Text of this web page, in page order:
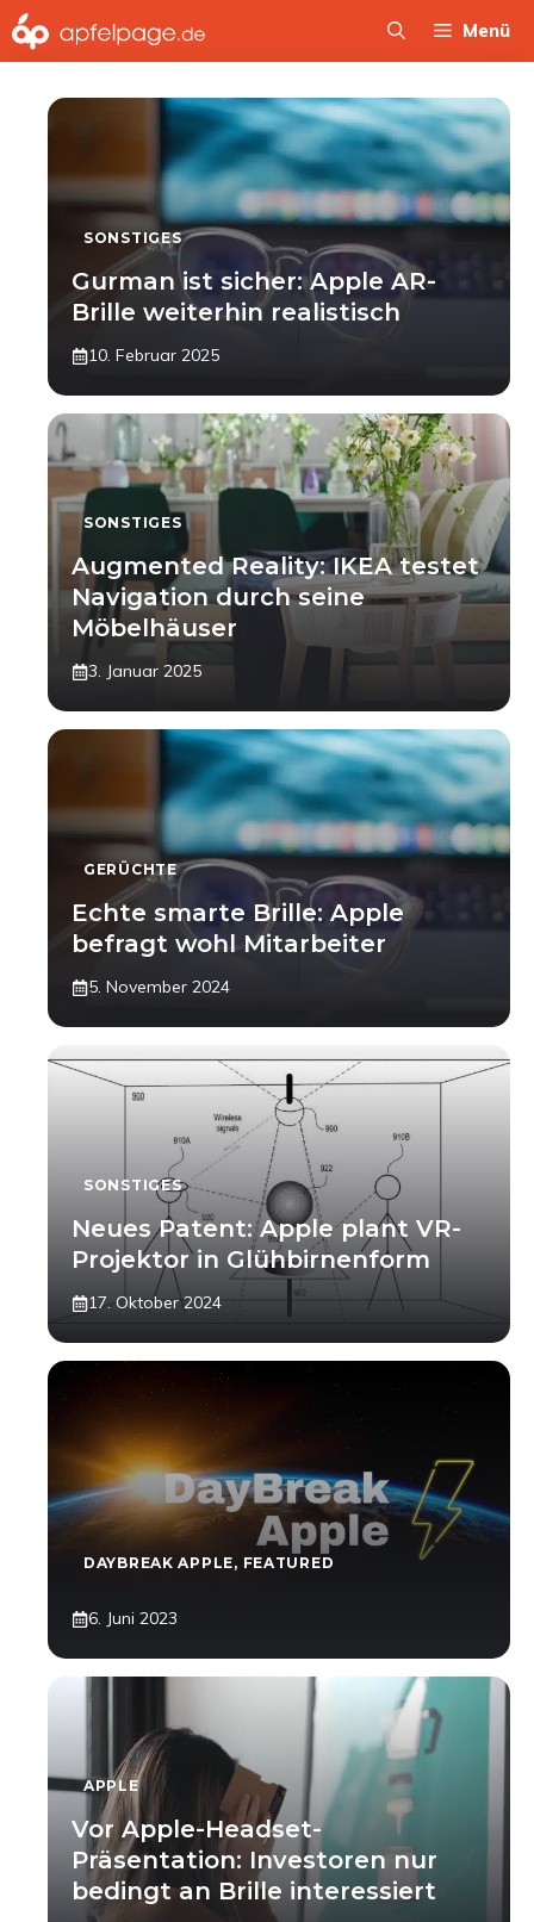
Zum
Inhalt
Menü
SONSTIGES
Gurman ist sicher: Apple AR-
Brille weiterhin realistisch
10. Februar 2025
SONSTIGES
Augmented Reality: IKEA testet
Navigation durch seine
Möbelhäuser
3. Januar 2025
GERÜCHTE
Echte smarte Brille: Apple
befragt wohl Mitarbeiter
5. November 2024
SONSTIGES
Neues Patent: Apple plant VR-
Projektor in Glühbirnenform
17. Oktober 2024
DAYBREAK APPLE, FEATURED
6. Juni 2023
APPLE
Vor Apple-Headset-
Präsentation: Investoren nur
bedingt an Brille interessiert